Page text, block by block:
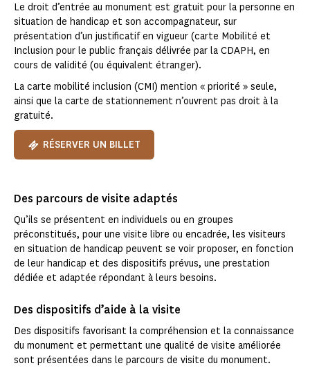
Le droit d’entrée au monument est gratuit pour la personne en
situation de handicap et son accompagnateur, sur
présentation d’un justificatif en vigueur (carte Mobilité et
Inclusion pour le public français délivrée par la CDAPH, en
cours de validité (ou équivalent étranger).
La carte mobilité inclusion (CMI) mention « priorité » seule,
ainsi que la carte de stationnement n’ouvrent pas droit à la
gratuité.
RÉSERVER UN BILLET
Des parcours de visite adaptés
Qu’ils se présentent en individuels ou en groupes
préconstitués, pour une visite libre ou encadrée, les visiteurs
en situation de handicap peuvent se voir proposer, en fonction
de leur handicap et des dispositifs prévus, une prestation
dédiée et adaptée répondant à leurs besoins.
Des dispositifs d’aide à la visite
Des dispositifs favorisant la compréhension et la connaissance
du monument et permettant une qualité de visite améliorée
sont présentées dans le parcours de visite du monument.